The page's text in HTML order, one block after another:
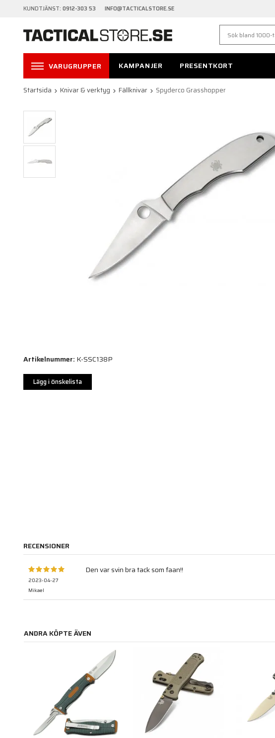
KUNDTJÄNST: 0912-303 53 INFO@TACTICALSTORE.SE
VARUGRUPPER KAMPANJER PRESENTKORT
Startsida Knivar & verktyg Fällknivar Spyderco Grasshopper
Artikelnummer: K-SSC138P
Lägg i önskelista
RECENSIONER
2023-04-27
Mikael
Den var svin bra tack som faan!!
ANDRA KÖPTE ÄVEN